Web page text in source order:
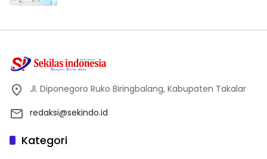
Jl. Diponegoro Ruko Biringbalang, Kabupaten Takalar
redaksi@sekindo.id
Kategori